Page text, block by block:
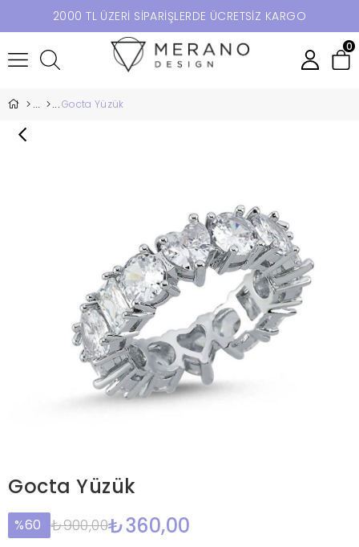
2000 TL ÜZERİ SİPARİŞLERDE ÜCRETSİZ KARGO
0
Gocta Yüzük
Gocta Yüzük
60 ₺900,00₺360,00